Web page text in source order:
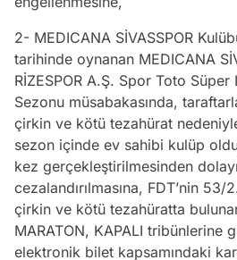
2- MEDICANA SİVASSPOR
tarihinde oynanan MEDICANA
RİZESPOR A.Ş. Spor Toto
Sezonu müsabakasında,
çirkin ve kötü tezahürat
sezon içinde ev sahibi kulüp
kez gerçekleştirilmesinden
cezalandırılmasına, FDT’nin 53/
çirkin ve kötü tezahüratta
MARATON, KAPALI tribünlerine
elektronik bilet kapsamındaki